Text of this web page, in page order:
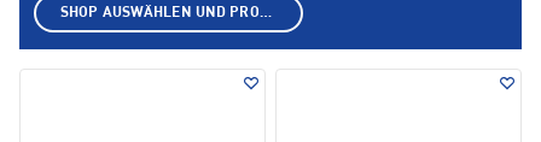
SHOP AUSWÄHLEN UND PRODUKTE ANZEIGEN